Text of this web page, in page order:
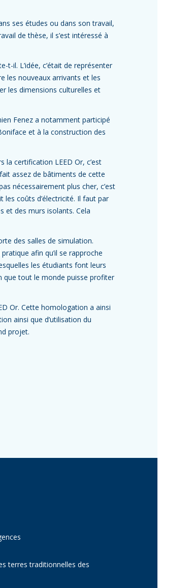
ses études ou dans son travail,
de thèse, il s’est intéressé à
t-il. L’idée, c’était de représenter
les nouveaux arrivants et les
les dimensions culturelles et
Fenez a notamment participé
et à la construction des
certification LEED Or, c’est
assez de bâtiments de cette
nécessairement plus cher, c’est
coûts d’électricité. Il faut par
et des murs isolants. Cela
des salles de simulation.
afin qu’il se rapproche
les étudiants font leurs
que tout le monde puisse profiter
Or. Cette homologation a ainsi
ainsi que d’utilisation du
projet.
terres traditionnelles des